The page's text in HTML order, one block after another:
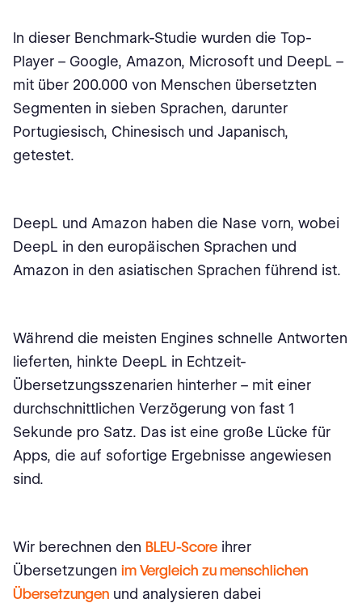
In dieser Benchmark-Studie wurden die Top-
Player – Google, Amazon, Microsoft und DeepL –
mit über 200.000 von Menschen übersetzten
Segmenten in sieben Sprachen, darunter
Portugiesisch, Chinesisch und Japanisch,
getestet.
DeepL und Amazon haben die Nase vorn, wobei
DeepL in den europäischen Sprachen und
Amazon in den asiatischen Sprachen führend ist.
Während die meisten Engines schnelle Antworten
lieferten, hinkte DeepL in Echtzeit-
Übersetzungsszenarien hinterher – mit einer
durchschnittlichen Verzögerung von fast 1
Sekunde pro Satz. Das ist eine große Lücke für
Apps, die auf sofortige Ergebnisse angewiesen
sind.
Wir berechnen den BLEU-Score ihrer
Übersetzungen im Vergleich zu menschlichen
Übersetzungen und analysieren dabei